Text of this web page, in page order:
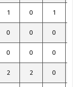
1 0 1
0 0 0
0 0 0
2 2 0